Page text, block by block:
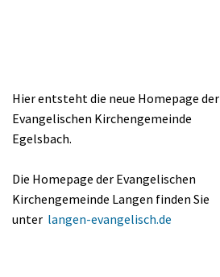
Hier entsteht die neue Homepage der
Evangelischen Kirchengemeinde
Egelsbach.
Die Homepage der Evangelischen
Kirchengemeinde Langen finden Sie
unter langen-evangelisch.de